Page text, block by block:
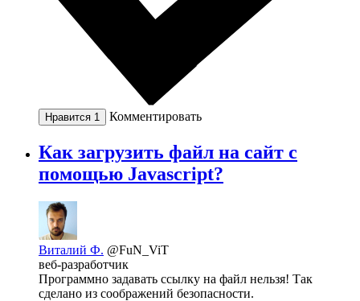
Нравится 1 Комментировать
Как загрузить файл на сайт с
помощью Javascript?
Виталий Ф. @FuN_ViT
веб-разработчик
Программно задавать ссылку на файл нельзя! Так
сделано из соображений безопасности.